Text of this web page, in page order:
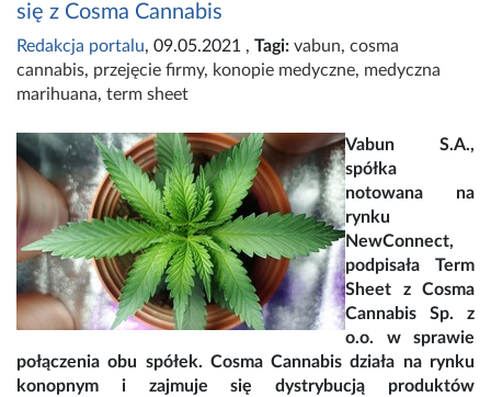
się z Cosma Cannabis
Redakcja portalu, 09.05.2021 , Tagi: vabun, cosma
cannabis, przejęcie firmy, konopie medyczne, medyczna
marihuana, term sheet
Vabun S.A.,
spółka
notowana na
rynku
NewConnect,
podpisała Term
Sheet z Cosma
Cannabis Sp. z
o.o. w sprawie
połączenia obu spółek. Cosma Cannabis działa na rynku
konopnym i zajmuje się dystrybucją produktów